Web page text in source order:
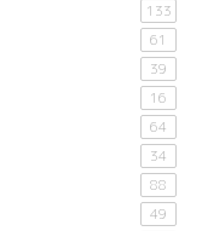
133
61
39
16
64
34
88
49